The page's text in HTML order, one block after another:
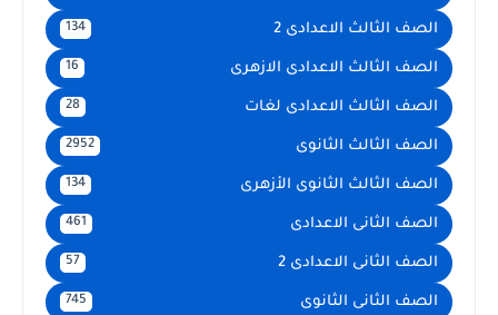
الصف الثالث الاعدادى 2 134
الصف الثالث الاعدادى الازهرى 16
الصف الثالث الاعدادى لغات 28
الصف الثالث الثانوى 2952
الصف الثالث الثانوى الأزهرى 134
الصف الثانى الاعدادى 461
الصف الثانى الاعدادى 2 57
الصف الثانى الثانوى 745